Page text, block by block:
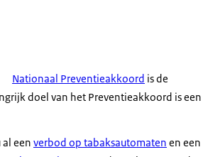
Nationaal Preventieakkoord is de
doel van het Preventieakkoord is een
een verbod op tabaksautomaten en een